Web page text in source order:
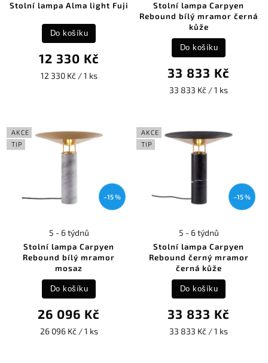
Stolní lampa Alma light Fuji
12 330 Kč
12 330 Kč / 1 ks
Do košíku
Stolní lampa Carpyen
Rebound bílý mramor černá
kůže
33 833 Kč
33 833 Kč / 1 ks
Do košíku
AKCE
TIP
–15 %
Stolní lampa Carpyen
Rebound bílý mramor
mosaz
5 - 6 týdnů
26 096 Kč
26 096 Kč / 1 ks
Do košíku
AKCE
TIP
–15 %
Stolní lampa Carpyen
Rebound černý mramor
černá kůže
5 - 6 týdnů
33 833 Kč
33 833 Kč / 1 ks
Do košíku